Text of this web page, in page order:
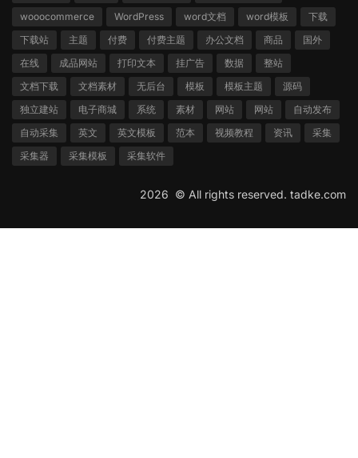
wooocommerce
WordPress word文档 word模板
下载
下载站
主题 付费 付费主题 办公文档 商品
国外
在线
成品网站 打印文本 挂广告 数据
整站
文档下载
文档素材 无后台 模板 模板主题
源码
独立建站
电子商城 系统 素材 网站 网站
自动发布
自动采集
英文 英文模板 范本 视频教程 资讯
采集
采集器
采集模板 采集软件
2026 © All rights reserved. tadke.com